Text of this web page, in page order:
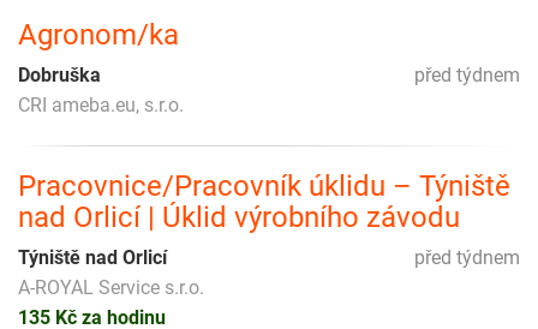
Agronom/ka
před týdnem
Dobruška
CRI ameba.eu, s.r.o.
Pracovnice/Pracovník úklidu – Týniště
nad Orlicí | Úklid výrobního závodu
před týdnem
Týniště nad Orlicí
A-ROYAL Service s.r.o.
135 Kč za hodinu